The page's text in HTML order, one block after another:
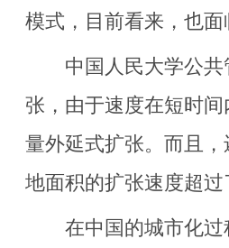
模式，目前看来，也面
中国人民大学公共
张，由于速度在短时
量外延式扩张。而且
地面积的扩张速度超
在中国的城市化过